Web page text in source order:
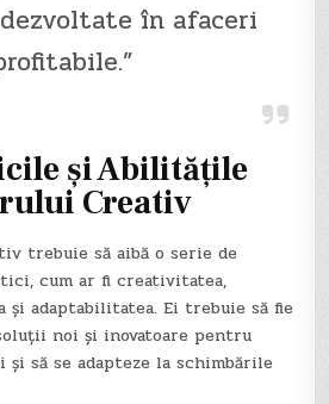
în afaceri
și Abilitățile
Creativ
trebuie să aibă o serie de
cum ar fi creativitatea,
și adaptabilitatea. Ei trebuie să fie
noi și inovatoare pentru
și să se adapteze la schimbările